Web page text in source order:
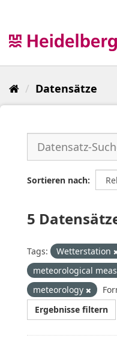
Datensätze
Sortieren nach
5
Tags: Wetterstation
meteorological
meteorology
Ergebnisse filtern